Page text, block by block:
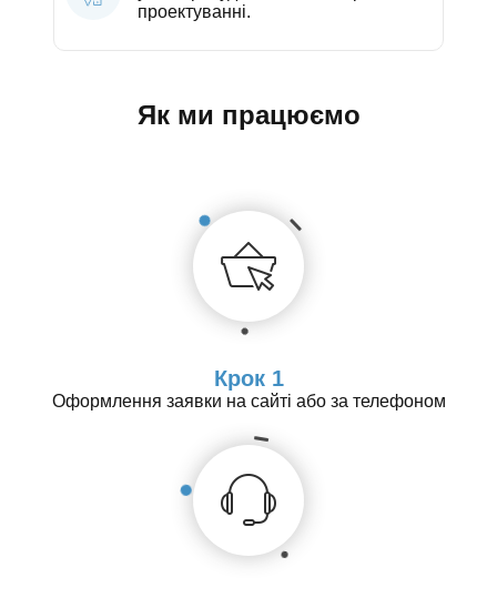
проектуванні.
Як ми працюємо
Крок 1
Оформлення заявки на сайті або за телефоном